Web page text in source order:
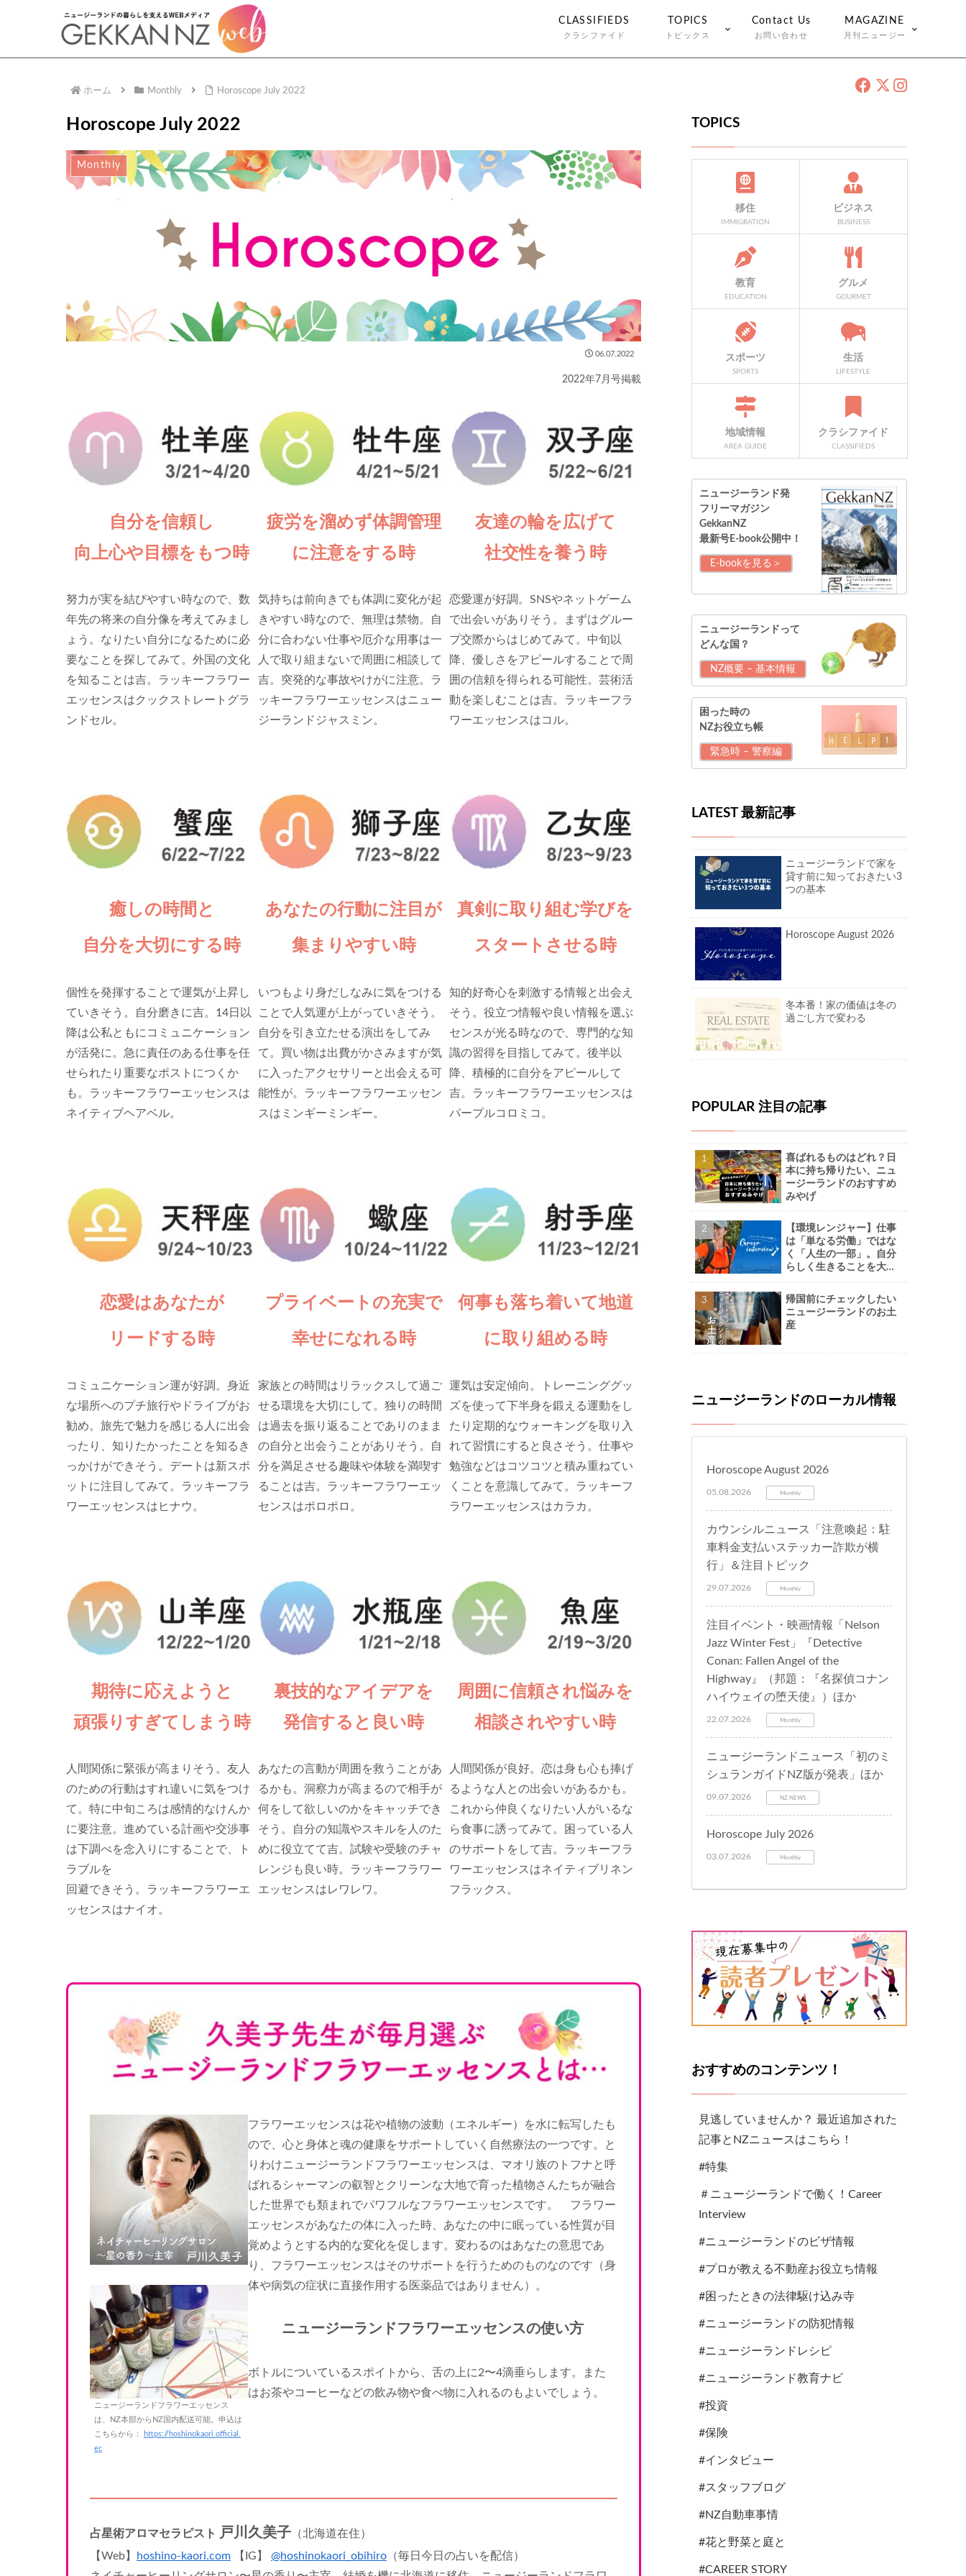
CLASSIFIEDS
クラシファイド
TOPICS
トピックス
Contact Us
お問い合わせ
MAGAZINE
月刊ニュージー
ホーム Monthly Horoscope July 2022
Horoscope July 2022
Monthly
06.07.2022
2022年7月号掲載
自分を信頼し
向上心や目標をもつ時
努力が実を結びやすい時なので、数
年先の将来の自分像を考えてみまし
ょう。なりたい自分になるために必
要なことを探してみて。外国の文化
を知ることは吉。ラッキーフラワー
エッセンスはクックストレートグラ
ンドセル。
疲労を溜めず体調管理
に注意をする時
気持ちは前向きでも体調に変化が起
きやすい時なので、無理は禁物。自
分に合わない仕事や厄介な用事は一
人で取り組まないで周囲に相談して
吉。突発的な事故やけがに注意。ラ
ッキーフラワーエッセンスはニュー
ジーランドジャスミン。
友達の輪を広げて
社交性を養う時
恋愛運が好調。SNSやネットゲーム
で出会いがありそう。まずはグルー
プ交際からはじめてみて。中旬以
降、優しさをアピールすることで周
囲の信頼を得られる可能性。芸術活
動を楽しむことは吉。ラッキーフラ
ワーエッセンスはコル。
癒しの時間と
自分を大切にする時
個性を発揮することで運気が上昇し
ていきそう。自分磨きに吉。14日以
降は公私ともにコミュニケーション
が活発に。急に責任のある仕事を任
せられたり重要なポストにつくか
も。ラッキーフラワーエッセンスは
ネイティブヘアベル。
あなたの行動に注目が
集まりやすい時
いつもより身だしなみに気をつける
ことで人気運が上がっていきそう。
自分を引き立たせる演出をしてみ
て。買い物は出費がかさみますが気
に入ったアクセサリーと出会える可
能性が。ラッキーフラワーエッセン
スはミンギーミンギー。
真剣に取り組む学びを
スタートさせる時
知的好奇心を刺激する情報と出会え
そう。役立つ情報や良い情報を選ぶ
センスが光る時なので、専門的な知
識の習得を目指してみて。後半以
降、積極的に自分をアピールして
吉。ラッキーフラワーエッセンスは
パープルコロミコ。
恋愛はあなたが
リードする時
コミュニケーション運が好調。身近
な場所へのプチ旅行やドライブがお
勧め。旅先で魅力を感じる人に出会
ったり、知りたかったことを知るき
っかけができそう。デートは新スポ
ットに注目してみて。ラッキーフラ
ワーエッセンスはヒナウ。
プライベートの充実で
幸せになれる時
家族との時間はリラックスして過ご
せる環境を大切にして。独りの時間
は過去を振り返ることでありのまま
の自分と出会うことがありそう。自
分を満足させる趣味や体験を満喫す
ることは吉。ラッキーフラワーエッ
センスはポロポロ。
何事も落ち着いて地道
に取り組める時
運気は安定傾向。トレーニンググッ
ズを使って下半身を鍛える運動をし
たり定期的なウォーキングを取り入
れて習慣にすると良さそう。仕事や
勉強などはコツコツと積み重ねてい
くことを意識してみて。ラッキーフ
ラワーエッセンスはカラカ。
期待に応えようと
頑張りすぎてしまう時
人間関係に緊張が高まりそう。友人
のための行動はすれ違いに気をつけ
て。特に中旬ころは感情的なけんか
に要注意。進めている計画や交渉事
は下調べを念入りにすることで、ト
ラブルを
回避できそう。ラッキーフラワーエ
ッセンスはナイオ。
裏技的なアイデアを
発信すると良い時
あなたの言動が周囲を救うことがあ
るかも。洞察力が高まるので相手が
何をして欲しいのかをキャッチでき
そう。自分の知識やスキルを人のた
めに役立てて吉。試験や受験のチャ
レンジも良い時。ラッキーフラワー
エッセンスはレワレワ。
周囲に信頼され悩みを
相談されやすい時
人間関係が良好。恋は身も心も捧げ
るような人との出会いがあるかも。
これから仲良くなりたい人がいるな
ら食事に誘ってみて。困っている人
のサポートをして吉。ラッキーフラ
ワーエッセンスはネイティブリネン
フラックス。
ニュージーランドフラワーエッセンス
は、NZ本部からNZ国内配送可能。申込は
こちらから： https://hoshinokaori.official.
ec
フラワーエッセンスは花や植物の波動（エネルギー）を水に転写したも
ので、心と身体と魂の健康をサポートしていく自然療法の一つです。と
りわけニュージーランドフラワーエッセンスは、マオリ族のトフナと呼
ばれるシャーマンの叡智とクリーンな大地で育った植物さんたちが融合
した世界でも類まれでパワフルなフラワーエッセンスです。 フラワー
エッセンスがあなたの体に入った時、あなたの中に眠っている性質が目
覚めようとする内的な変化を促します。変わるのはあなたの意思であ
り、フラワーエッセンスはそのサポートを行うためのものなのです（身
体や病気の症状に直接作用する医薬品ではありません）。
ニュージーランドフラワーエッセンスの使い方
ボトルについているスポイトから、舌の上に2〜4滴垂らします。また
はお茶やコーヒーなどの飲み物や食べ物に入れるのもよいでしょう。
占星術アロマセラピスト 戸川久美子 （北海道在住）
【Web】
hoshino-kaori.com 【IG】 @hoshinokaori_obihiro （毎日今日の占いを配信）
TOPICS
移住
IMMIGRATION
ビジネス
BUSINESS
教育
EDUCATION
グルメ
GOURMET
スポーツ
SPORTS
生活
LIFESTYLE
地域情報
AREA GUIDE
クラシファイド
CLASSIFIEDS
ニュージーランド発
フリーマガジン
GekkanNZ
最新号E-book公開中！
E-bookを見る＞
ニュージーランドって
どんな国？
NZ概要 – 基本情報
困った時の
NZお役立ち帳
緊急時 – 警察編
LATEST 最新記事
ニュージーランドで家を
貸す前に知っておきたい3
つの基本
Horoscope August 2026
冬本番！家の価値は冬の
過ごし方で変わる
POPULAR 注目の記事
喜ばれるものはどれ？日
本に持ち帰りたい、ニュ
ージーランドのおすすめ
みやげ
【環境レンジャー】仕事
は「単なる労働」ではな
く「人生の一部」。自分
らしく生きることを大切
帰国前にチェックしたい
ニュージーランドのお土
産
ニュージーランドのローカル情報
Horoscope August 2026
05.08.2026 Monthly
カウンシルニュース「注意喚起：駐
車料金支払いステッカー詐欺が横
行」＆注目トピック
29.07.2026 Monthly
注目イベント・映画情報「Nelson
Jazz Winter Fest」『Detective
Conan: Fallen Angel of the
Highway』（邦題：『名探偵コナン
ハイウェイの堕天使』）ほか
22.07.2026 Monthly
ニュージーランドニュース「初のミ
シュランガイドNZ版が発表」ほか
09.07.2026 NZ NEWS
Horoscope July 2026
03.07.2026 Monthly
おすすめのコンテンツ！
見逃していませんか？ 最近追加された
記事とNZニュースはこちら！
#特集
＃ニュージーランドで働く！Career
Interview
#ニュージーランドのビザ情報
#プロが教える不動産お役立ち情報
#困ったときの法律駆け込み寺
#ニュージーランドの防犯情報
#ニュージーランドレシピ
#ニュージーランド教育ナビ
#投資
#保険
#インタビュー
#スタッフブログ
#NZ自動車事情
#花と野菜と庭と
#CAREER STORY